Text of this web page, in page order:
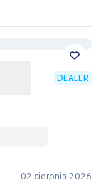
DEALER
02 sierpnia 2026